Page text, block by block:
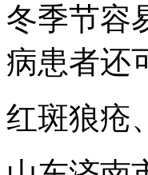
冬季节容
病患者还
红斑狼疮